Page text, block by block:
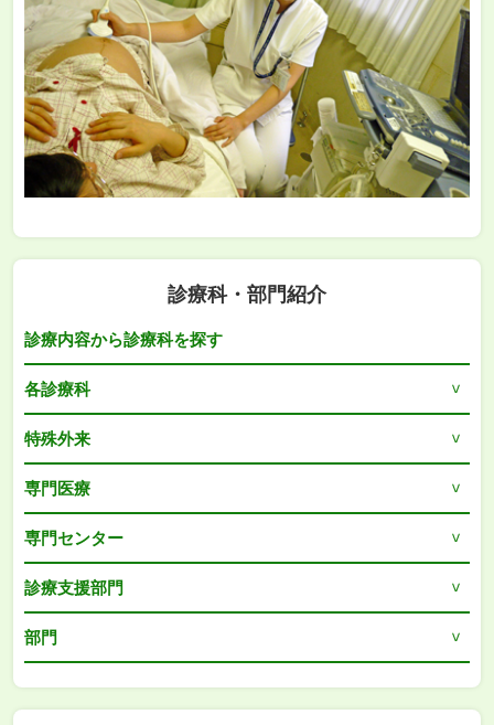
診療科・部門紹介
診療内容から診療科を探す
各診療科
特殊外来
専門医療
専門センター
診療支援部門
部門